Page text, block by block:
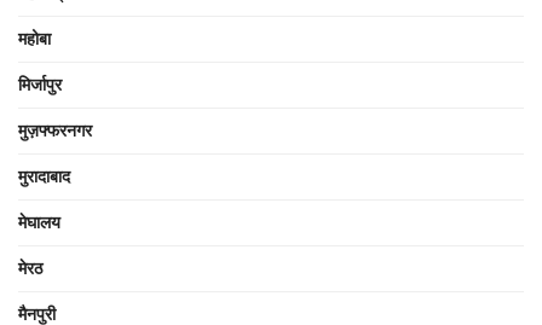
महोबा
मिर्जापुर
मुज़फ्फरनगर
मुरादाबाद
मेघालय
मेरठ
मैनपुरी